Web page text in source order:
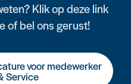
Klik op deze link
of bel ons gerust!
voor medewerker
Service